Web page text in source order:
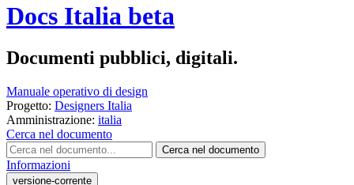
Docs Italia beta
Documenti pubblici, digitali.
Manuale operativo di design
Progetto: Designers Italia
Amministrazione: italia
Cerca nel documento
Cerca nel documento
Informazioni
versione-corrente